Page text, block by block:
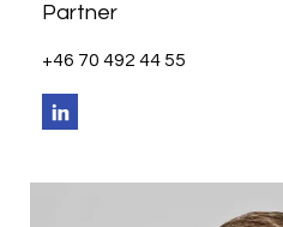
Partner
+46 70 492 44 55